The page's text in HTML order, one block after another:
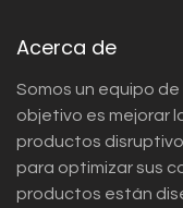
Acerca de
Somos un equipo
objetivo es mejorar
productos
para optimizar sus
productos están